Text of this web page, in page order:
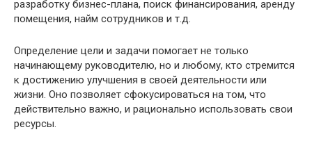
разработку бизнес-плана, поиск финансирования, аренду
помещения, найм сотрудников и т.д.
Определение цели и задачи помогает не только
начинающему руководителю, но и любому, кто стремится
к достижению улучшения в своей деятельности или
жизни. Оно позволяет сфокусироваться на том, что
действительно важно, и рационально использовать свои
ресурсы.